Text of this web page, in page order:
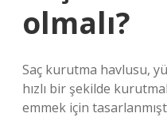
olmalı?
Saç kurutma havlusu,
hızlı bir şekilde
emmek için